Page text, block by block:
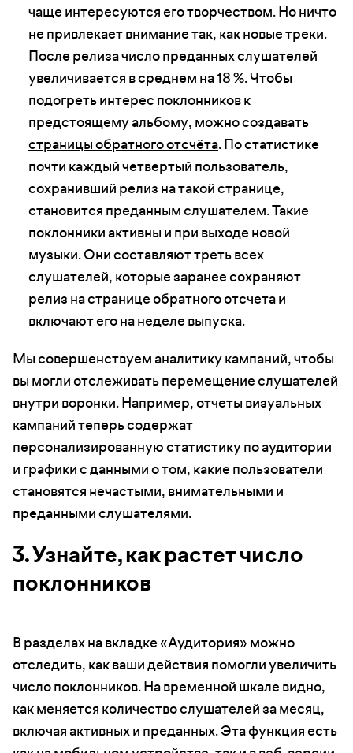
чаще интересуются его творчеством. Но ничто
не привлекает внимание так, как новые треки.
После релиза число преданных слушателей
увеличивается в среднем на 18 %. Чтобы
подогреть интерес поклонников к
предстоящему альбому, можно создавать
страницы обратного отсчёта. По статистике
почти каждый четвертый пользователь,
сохранивший релиз на такой странице,
становится преданным слушателем. Такие
поклонники активны и при выходе новой
музыки. Они составляют треть всех
слушателей, которые заранее сохраняют
релиз на странице обратного отсчета и
включают его на неделе выпуска.
Мы совершенствуем аналитику кампаний, чтобы
вы могли отслеживать перемещение слушателей
внутри воронки. Например, отчеты визуальных
кампаний теперь содержат
персонализированную статистику по аудитории
и графики с данными о том, какие пользователи
становятся нечастыми, внимательными и
преданными слушателями.
3. Узнайте, как растет число
поклонников
В разделах на вкладке «Аудитория» можно
отследить, как ваши действия помогли увеличить
число поклонников. На временной шкале видно,
как меняется количество слушателей за месяц,
включая активных и преданных. Эта функция есть